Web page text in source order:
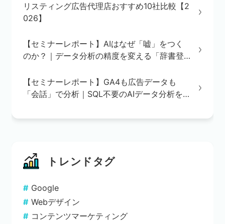
リスティング広告代理店おすすめ10社比較【2
026】
【セミナーレポート】AIはなぜ「嘘」をつく
のか？｜データ分析の精度を変える「辞書登
【セミナーレポート】GA4も広告データも
「会話」で分析｜SQL不要のAIデータ分析を
トレンドタグ
Google
Webデザイン
コンテンツマーケティング